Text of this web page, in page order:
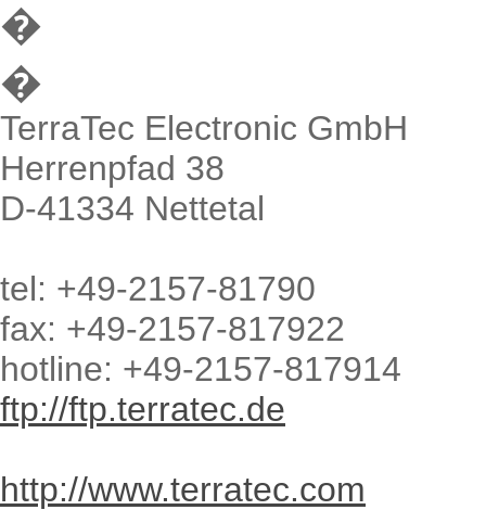
�
�
TerraTec Electronic GmbH
Herrenpfad 38
D-41334 Nettetal
tel: +49-2157-81790
fax: +49-2157-817922
hotline: +49-2157-817914
ftp://ftp.terratec.de
http://www.terratec.com